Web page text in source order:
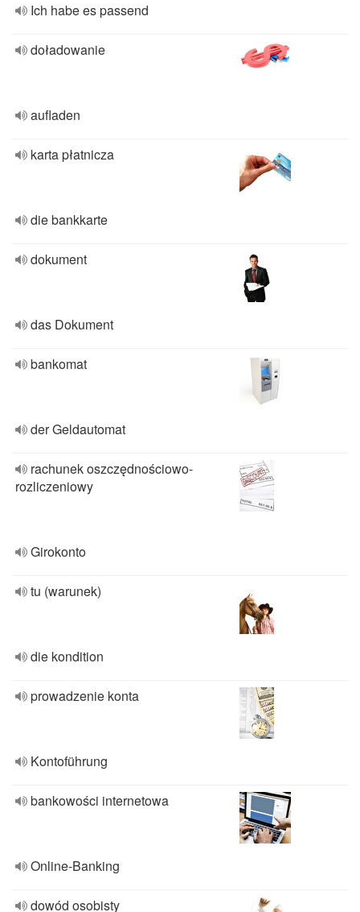
Ich habe es passend
doładowanie
aufladen
karta płatnicza
die bankkarte
dokument
das Dokument
bankomat
der Geldautomat
rachunek oszczędnościowo-
rozliczeniowy
Girokonto
tu (warunek)
die kondition
prowadzenie konta
Kontoführung
bankowości internetowa
Online-Banking
dowód osobisty